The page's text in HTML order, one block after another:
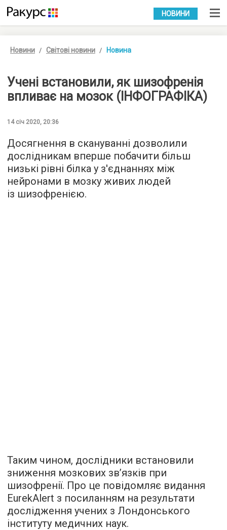
УКР РУС
НОВИНИ
Новини Світові новини Новина
Учені встановили, як шизофренія
впливає на мозок (ІНФОГРАФІКА)
14 січ 2020, 20:36
Досягнення в скануванні дозволили
дослідникам вперше побачити більш
низькі рівні білка у з'єднаннях між
нейронами в мозку живих людей
із шизофренією.
Таким чином, дослідники встановили
зниження мозкових зв’язків при
шизофренії. Про це повідомляє видання
EurekAlert з посиланням на результати
дослідження учених з Лондонського
інституту медичних наук.